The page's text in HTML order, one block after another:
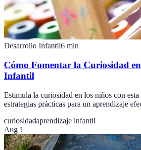
Desarrollo Infantil6 min
Cómo Fomentar la Curiosidad
Infantil
Estimula la curiosidad en los niños con
estrategias prácticas para un aprendizaje
curiosidadaprendizaje infantil
Aug 1